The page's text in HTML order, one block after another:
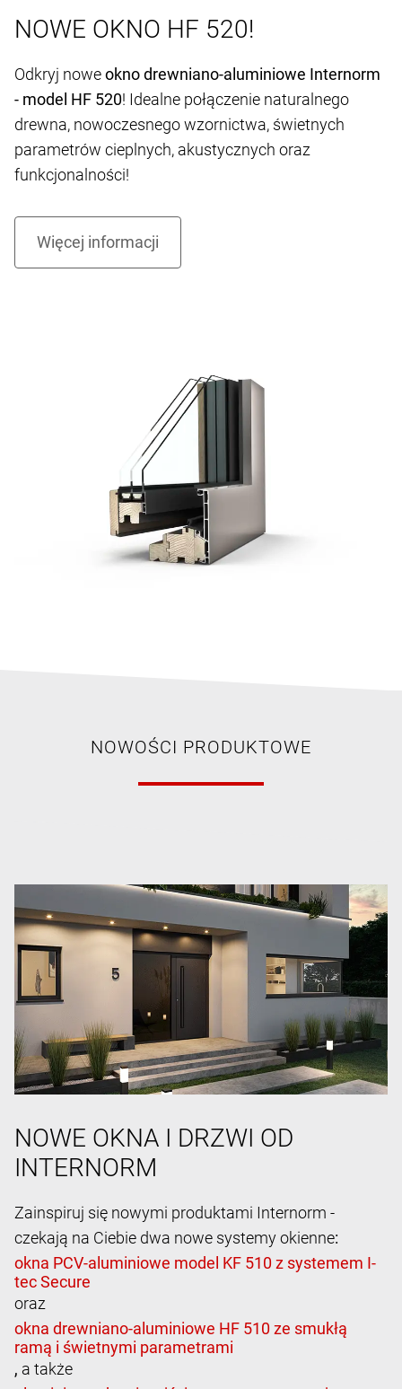
NOWE OKNO HF 520!
Odkryj noweokno drewniano-aluminiowe Internorm
- model HF 520! Idealne połączenie naturalnego
drewna, nowoczesnego wzornictwa, świetnych
parametrów cieplnych, akustycznych oraz
funkcjonalności!
NOWOŚCI PRODUKTOWE
NOWE OKNA I DRZWI OD
INTERNORM
Zainspiruj się nowymi produktami Internorm -
czekają na Ciebie dwa nowe systemy okienne:
oraz
, a także